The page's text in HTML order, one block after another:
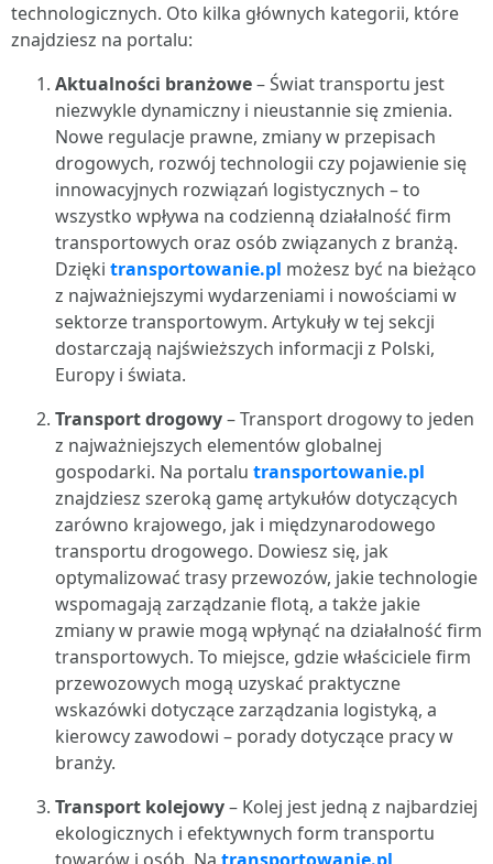
technologicznych. Oto kilka głównych kategorii, które
znajdziesz na portalu:
Aktualności branżowe– Świat transportu jest
niezwykle dynamiczny i nieustannie się zmienia.
Nowe regulacje prawne, zmiany w przepisach
drogowych, rozwój technologii czy pojawienie się
innowacyjnych rozwiązań logistycznych – to
wszystko wpływa na codzienną działalność firm
transportowych oraz osób związanych z branżą.
Dzięki transportowanie.pl możesz być na bieżąco
z najważniejszymi wydarzeniami i nowościami w
sektorze transportowym. Artykuły w tej sekcji
dostarczają najświeższych informacji z Polski,
Europy i świata.
Transport drogowy– Transport drogowy to jeden
z najważniejszych elementów globalnej
gospodarki. Na portalu transportowanie.pl
znajdziesz szeroką gamę artykułów dotyczących
zarówno krajowego, jak i międzynarodowego
transportu drogowego. Dowiesz się, jak
optymalizować trasy przewozów, jakie technologie
wspomagają zarządzanie flotą, a także jakie
zmiany w prawie mogą wpłynąć na działalność firm
transportowych. To miejsce, gdzie właściciele firm
przewozowych mogą uzyskać praktyczne
wskazówki dotyczące zarządzania logistyką, a
kierowcy zawodowi – porady dotyczące pracy w
branży.
Transport kolejowy– Kolej jest jedną z najbardziej
ekologicznych i efektywnych form transportu